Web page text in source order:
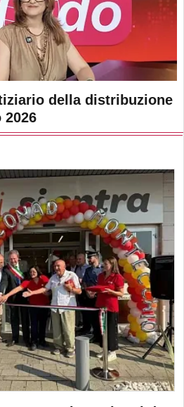
della distribuzione
2026